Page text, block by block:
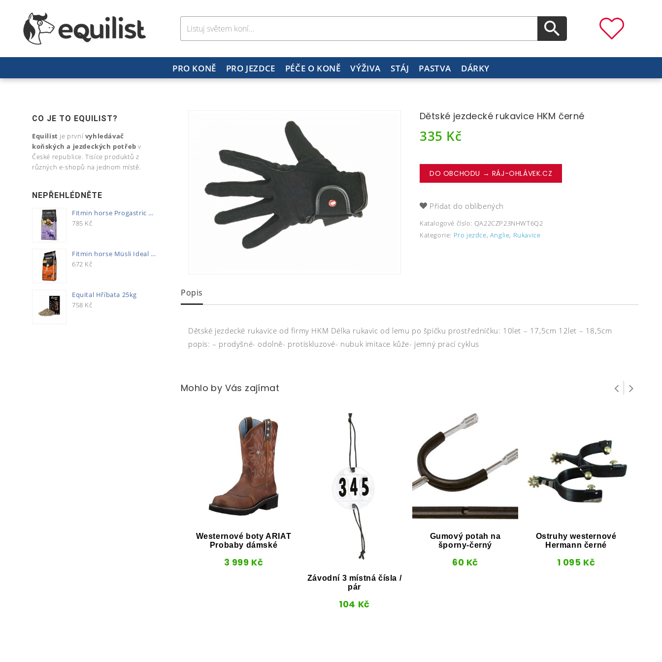
PRO KONĚ PRO JEZDCE PÉČE O KONĚ VÝŽIVA STÁJ PASTVA DÁRKY
Dětské jezdecké rukavice HKM černé
335 Kč
DO OBCHODU → RÁJ-OHLÁVEK.CZ
Přidat do oblíbených
Katalogové číslo: QA22CZP23NHWT6Q2
Kategorie: Pro jezdce, Anglie, Rukavice
Popis
Dětské jezdecké rukavice od firmy HKM Délka rukavic od lemu po špičku prostředníčku: 10let – 17,5cm 12let – 18,5cm
popis: – prodyšné- odolně- protiskluzové- nubuk imitace kůže- jemný prací cyklus
Mohlo by Vás zajímat
Westernové boty ARIAT
Probaby dámské
3 999 Kč
Závodní 3 místná čísla /
pár
104 Kč
Gumový potah na
šporny-černý
60 Kč
Ostruhy westernové
Hermann černé
1 095 Kč
CO JE TO EQUILIST?
Equilist je první vyhledávač
koňských a jezdeckých potřeb v
České republice. Tisíce produktů z
různých e-shopů na jednom místě.
NEPŘEHLÉDNĚTE
Fitmin horse Progastric 20kg
785 Kč
Fitmin horse Müsli Ideal 20kg
672 Kč
Equital Hříbata 25kg
758 Kč